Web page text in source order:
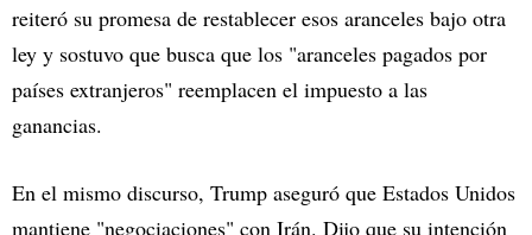
reiteró su promesa de restablecer esos aranceles bajo otra
ley y sostuvo que busca que los "aranceles pagados por
países extranjeros" reemplacen el impuesto a las
ganancias.
En el mismo discurso, Trump aseguró que Estados Unidos
mantiene "negociaciones" con Irán. Dijo que su intención